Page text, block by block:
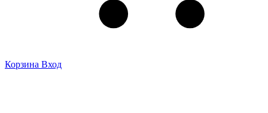
Корзина Вход